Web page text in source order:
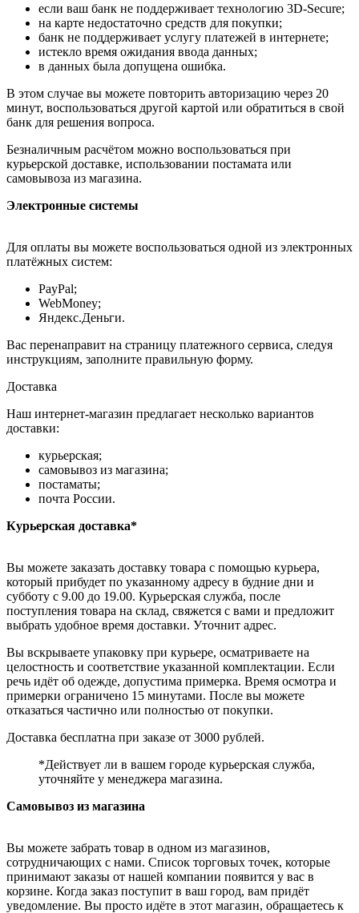
если ваш банк не поддерживает технологию 3D-Secure;
на карте недостаточно средств для покупки;
банк не поддерживает услугу платежей в интернете;
истекло время ожидания ввода данных;
в данных была допущена ошибка.
В этом случае вы можете повторить авторизацию через 20
минут, воспользоваться другой картой или обратиться в свой
банк для решения вопроса.
Безналичным расчётом можно воспользоваться при
курьерской доставке, использовании постамата или
самовывоза из магазина.
Электронные системы
Для оплаты вы можете воспользоваться одной из электронных
платёжных систем:
PayPal;
WebMoney;
Яндекс.Деньги.
Вас перенаправит на страницу платежного сервиса, следуя
инструкциям, заполните правильную форму.
Доставка
Наш интернет-магазин предлагает несколько вариантов
доставки:
курьерская;
самовывоз из магазина;
постаматы;
почта России.
Курьерская доставка*
Вы можете заказать доставку товара с помощью курьера,
который прибудет по указанному адресу в будние дни и
субботу с 9.00 до 19.00. Курьерская служба, после
поступления товара на склад, свяжется с вами и предложит
выбрать удобное время доставки. Уточнит адрес.
Вы вскрываете упаковку при курьере, осматриваете на
целостность и соответствие указанной комплектации. Если
речь идёт об одежде, допустима примерка. Время осмотра и
примерки ограничено 15 минутами. После вы можете
отказаться частично или полностью от покупки.
Доставка бесплатна при заказе от 3000 рублей.
*Действует ли в вашем городе курьерская служба,
уточняйте у менеджера магазина.
Самовывоз из магазина
Вы можете забрать товар в одном из магазинов,
сотрудничающих с нами. Список торговых точек, которые
принимают заказы от нашей компании появится у вас в
корзине. Когда заказ поступит в ваш город, вам придёт
уведомление. Вы просто идёте в этот магазин, обращаетесь к